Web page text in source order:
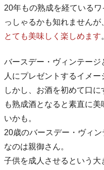
20年もの熟成を経ている
っしゃるかも知れませんが
とても美味しく楽しめます
バースデー・ヴィンテー
人にプレゼントするイメー
しかし、お酒を初めて口
も熟成酒となると素直に
いかも。
20歳のバースデー・ヴィ
なのは親御さん。
子供を成人させるという